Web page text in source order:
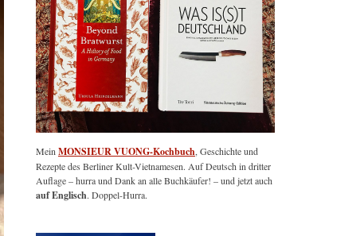
Mein MONSIEUR VUONG-Kochbuch , Geschichte und
Rezepte des Berliner Kult-Vietnamesen. Auf Deutsch in dritter
Auflage – hurra und Dank an alle Buchkäufer! – und jetzt auch
auf Englisch. Doppel-Hurra.